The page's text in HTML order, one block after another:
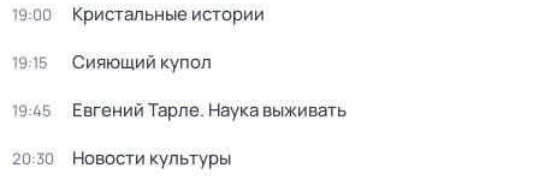
19:00 Кристальные истории
19:15 Сияющий купол
19:45 Евгений Тарле. Наука выживать
20:30 Новости культуры